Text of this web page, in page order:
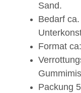
Sand.
Bedarf
Format
Packung